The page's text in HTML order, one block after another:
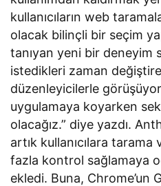
kullanıcıların web
olacak bilinçli bir seçim
tanıyan yeni bir deneyim
istedikleri zaman
düzenleyicilerle
uygulamaya koyarken
olacağız.” diye yazdı.
artık kullanıcılara
fazla kontrol sağlamaya
ekledi. Buna, Chrome’un